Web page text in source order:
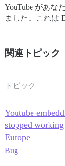
YouTube があな
ました。これは
関連トピック
トピック
Youtube
stopped
Europe
Bug